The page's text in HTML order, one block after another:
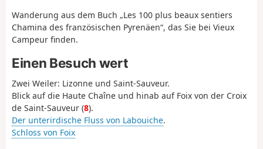
Wanderung aus dem Buch „Les 100 plus beaux sentiers
Chamina des französischen Pyrenäen“, das Sie bei Vieux
Campeur finden.
Einen Besuch wert
Zwei Weiler: Lizonne und Saint-Sauveur.
Blick auf die Haute Chaîne und hinab auf Foix von der Croix
de Saint-Sauveur (8).
Der unterirdische Fluss von Labouiche.
Schloss von Foix